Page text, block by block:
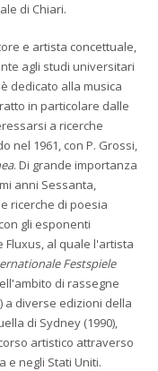
di Chiari.
e artista concettuale,
agli studi universitari
dedicato alla musica
in particolare dalle
a ricerche
nel 1961, con P. Grossi,
. Di grande importanza
anni Sessanta,
ricerche di poesia
gli esponenti
al quale l'artista
Festspiele
di rassegne
a diverse edizioni della
di Sydney (1990),
artistico attraverso
e negli Stati Uniti.